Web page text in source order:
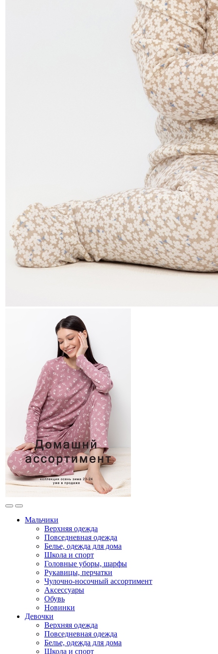
Мальчики
Верхняя одежда
Повседневная одежда
Белье, одежда для дома
Школа и спорт
Головные уборы, шарфы
Рукавицы, перчатки
Чулочно-носочный ассортимент
Аксессуары
Обувь
Новинки
Девочки
Верхняя одежда
Повседневная одежда
Белье, одежда для дома
Школа и спорт